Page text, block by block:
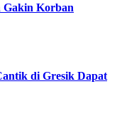
Gakin Korban
di Gresik Dapat